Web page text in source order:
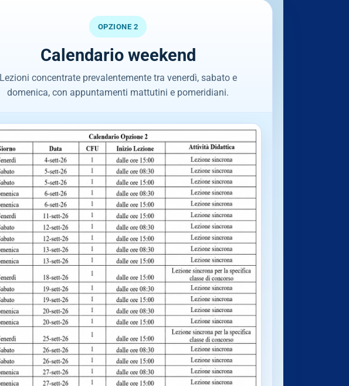
OPZIONE 2
Calendario weekend
Lezioni concentrate prevalentemente tra venerdì, sabato e
domenica, con appuntamenti mattutini e pomeridiani.